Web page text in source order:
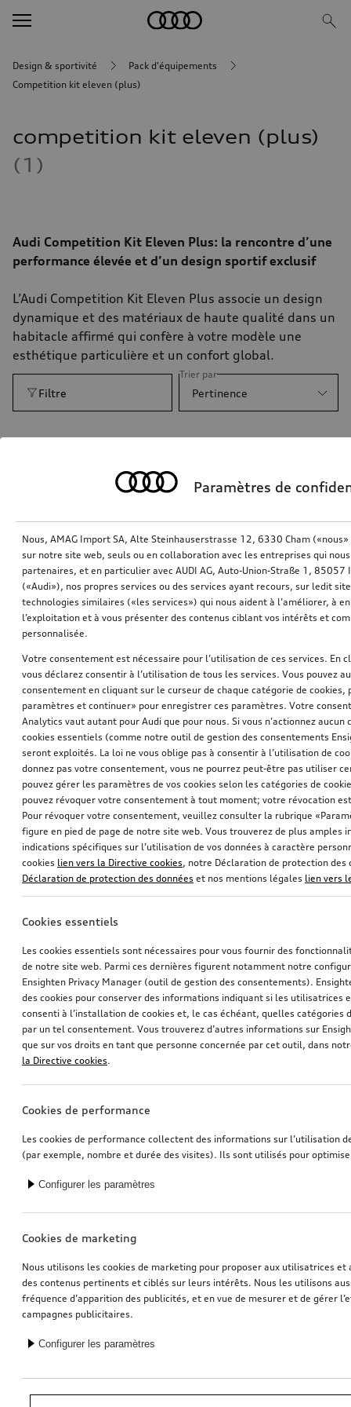
Design & sportivité
Pack d'équipements
competition kit eleven (plus)
competition kit eleven (plus)
1
Audi Competition Kit Eleven Plus: la rencontre d’une
performance élevée et d’un design sportif exclusif
L’Audi Competition Kit Eleven Plus associe un design
dynamique et des matériaux de haute qualité dans un
habitacle affirmé qui confère à votre modèle une
esthétique particulière et un confort global.
Filtre
Trier par
Pertinence
argent glacé métallisé
*394,00CHF
1
Vous avez consulté sur produits
Paramètres de
Nous, AMAG Import SA, Alte Steinhauserstrasse 12, 6330 Cham
sur notre site web, seuls ou en collaboration avec les entreprises qui
partenaires, et en particulier avec AUDI AG, Auto-Union-Straße 1,
(«Audi»), nos propres services ou des services ayant recours, sur ledit
technologies similaires («les services») qui nous aident à l’améliorer, à
l’exploitation et à vous présenter des contenus ciblant vos intérêts et
personnalisée.
Votre consentement est nécessaire pour l’utilisation de ces services. En
vous déclarez consentir à l’utilisation de tous les services. Vous pouvez
consentement en cliquant sur le curseur de chaque catégorie de cookies,
paramètres et continuer» pour enregistrer ces paramètres. Votre
Analytics vaut autant pour Audi que pour nous. Si vous n’actionnez aucun
cookies essentiels (comme notre outil de gestion des consentements
seront exploités. La loi ne vous oblige pas à consentir à l’utilisation de
donnez pas votre consentement, vous ne pourrez peut-être pas utiliser
pouvez gérer les paramètres de vos cookies selon les catégories de
pouvez révoquer votre consentement à tout moment; votre révocation
Pour révoquer votre consentement, veuillez consulter la rubrique
figure en pied de page de notre site web. Vous trouverez de plus amples
indications spécifiques sur l’utilisation de vos données à caractère
cookies lien vers la Directive cookies, notre Déclaration de protection des
Déclaration de protection des données et nos mentions légales lien vers
Cookies essentiels
Les cookies essentiels sont nécessaires pour vous fournir des
de notre site web. Parmi ces dernières figurent notamment notre
Ensighten Privacy Manager (outil de gestion des consentements).
des cookies pour conserver des informations indiquant si les utilisatrices
consenti à l’installation de cookies et, le cas échéant, quelles catégories
par un tel consentement. Vous trouverez d’autres informations sur
que sur vos droits en tant que personne concernée par cet outil, dans
la Directive cookies.
Cookies de performance
Les cookies de performance collectent des informations sur l’utilisation
(par exemple, nombre et durée des visites). Ils sont utilisés pour
Configurer les paramètres
Cookies de marketing
Nous utilisons les cookies de marketing pour proposer aux utilisatrices et
des contenus pertinents et ciblés sur leurs intérêts. Nous les utilisons
fréquence d’apparition des publicités, et en vue de mesurer et de gérer
campagnes publicitaires.
Configurer les paramètres